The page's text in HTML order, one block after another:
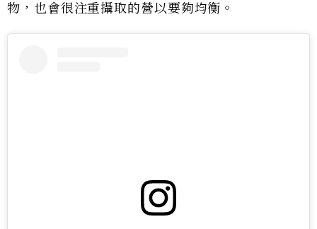
物，也會很注重攝取的營以要夠均衡。